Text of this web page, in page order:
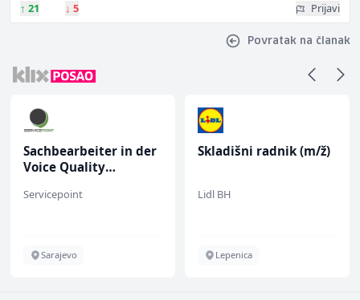
↑ 21 ↓ 5 Prijavi
Povratak na članak
Sachbearbeiter in der
Voice Quality
Servicepoint
Sarajevo
Skladišni radnik (m/ž)
Lidl BH
Lepenica